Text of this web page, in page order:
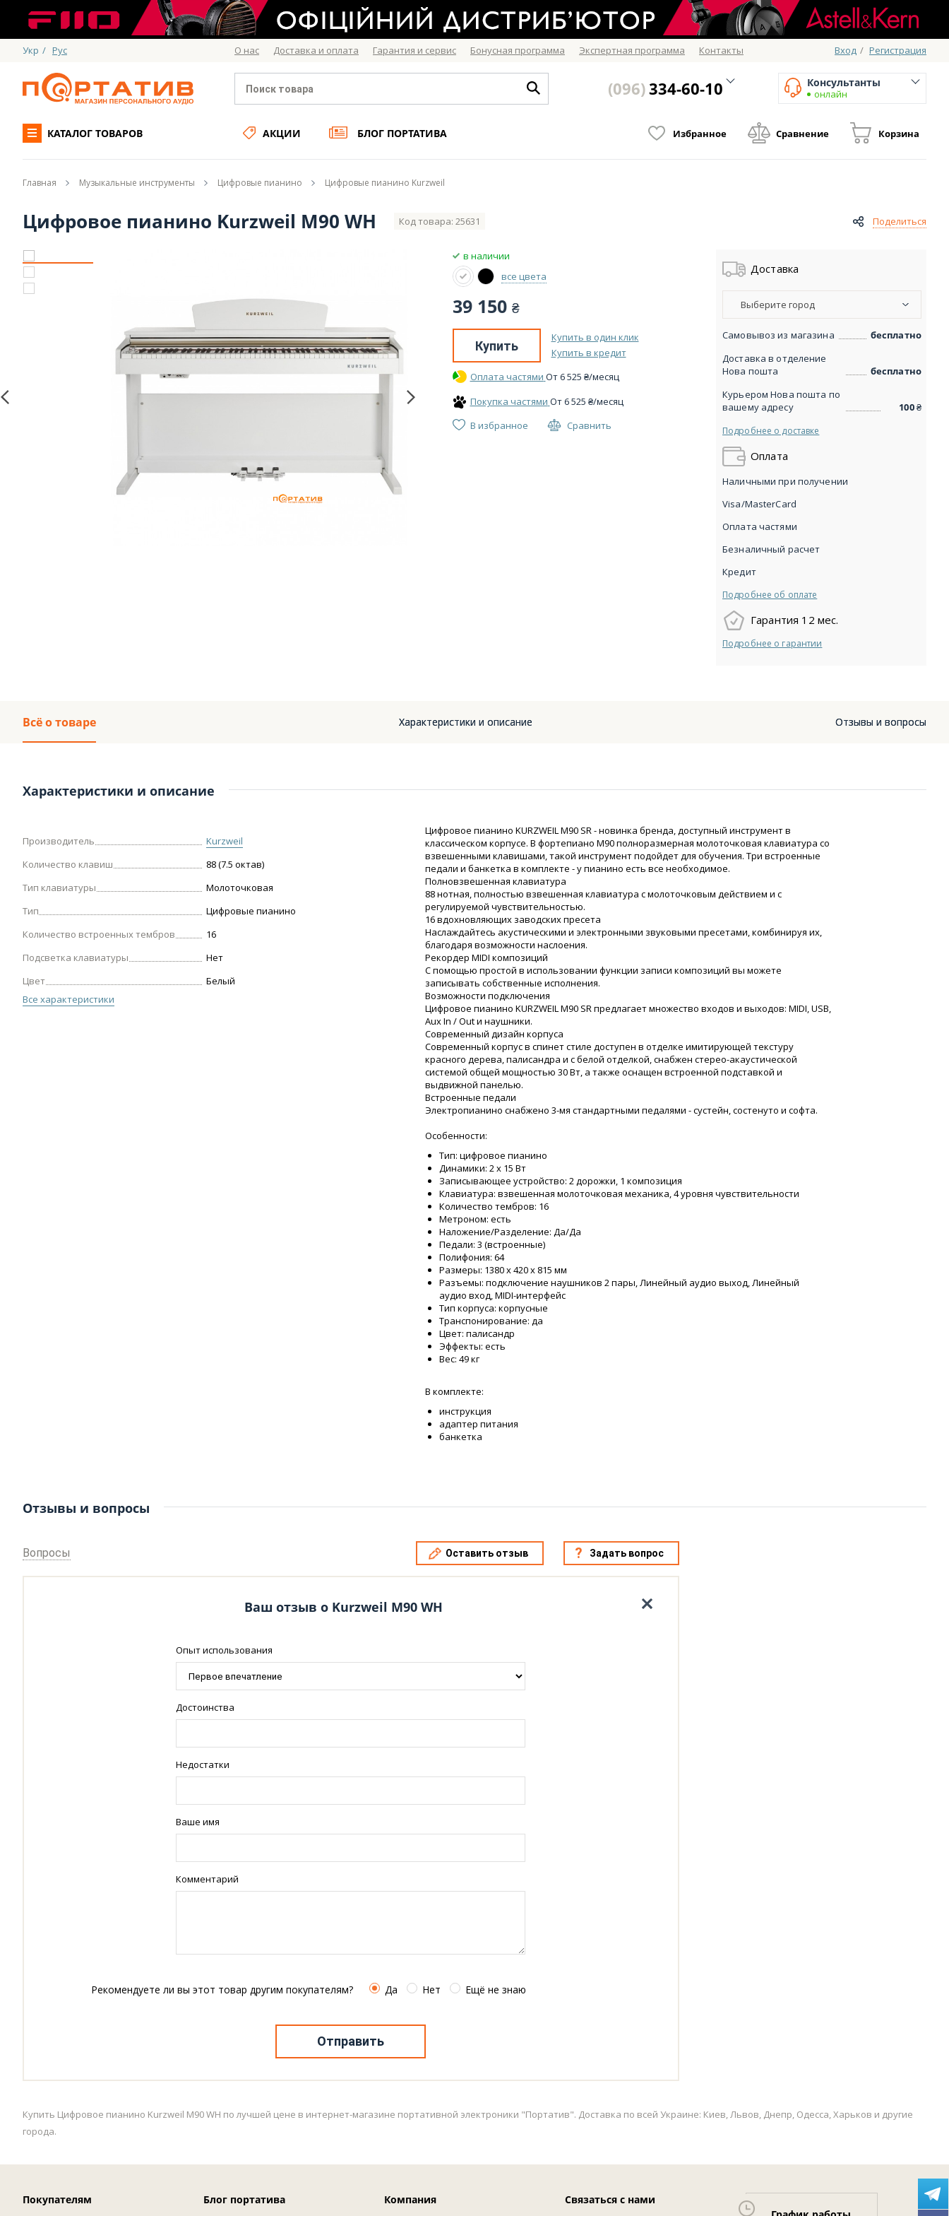
Укр / Рус О нас Доставка и оплата Гарантия и сервис Бонусная программа Экспертная программа Контакты Вход / Регистрация
(096)334-60-10 Консультанты
онлайн
КАТАЛОГ ТОВАРОВ АКЦИИ БЛОГ ПОРТАТИВА Избранное Сравнение Корзина
Главная Музыкальные инструменты Цифровые пианино Цифровые пианино Kurzweil
Цифровое пианино Kurzweil M90 WH Код товара: 25631 Поделиться
в наличии
все цвета
39 150 ₴
Купить
Купить в один клик
Купить в кредит
Оплата частями От 6 525 ₴/месяц
Покупка частями От 6 525 ₴/месяц
В избранное
Сравнить
Доставка
Выберите город
Самовывоз из магазина
бесплатно
Доставка в отделение
Нова пошта
бесплатно
Курьером Нова пошта по
вашему адресу
100₴
Подробнее о доставке
Оплата
Visa/MasterCard
Наличными при получении
Безналичный расчет
Кредит
Оплата частями
Подробнее об оплате
Гарантия 12 мес.
Подробнее о гарантии
Всё о товаре Характеристики и описание Отзывы и вопросы
Характеристики и описание
Производитель
Kurzweil
Количество клавиш
88 (7.5 октав)
Тип клавиатуры
Молоточковая
Тип
Цифровые пианино
Количество встроенных тембров
16
Подсветка клавиатуры
Нет
Цвет
Белый
Все характеристики
Цифровое пианино KURZWEIL M90 SR - новинка бренда, доступный инструмент в
классическом корпусе. В фортепиано М90 полноразмерная молоточковая клавиатура со
взвешенными клавишами, такой инструмент подойдет для обучения. Три встроенные
педали и банкетка в комплекте - у пианино есть все необходимое.
Полновзвешенная клавиатура
88 нотная, полностью взвешенная клавиатура с молоточковым действием и с
регулируемой чувствительностью.
16 вдохновляющих заводских пресета
Наслаждайтесь акустическими и электронными звуковыми пресетами, комбинируя их,
благодаря возможности наслоения.
Рекордер MIDI композиций
С помощью простой в использовании функции записи композиций вы можете
записывать собственные исполнения.
Возможности подключения
Цифровое пианино KURZWEIL M90 SR предлагает множество входов и выходов: MIDI, USB,
Aux In / Out и наушники.
Современный дизайн корпуса
Современный корпус в спинет стиле доступен в отделке имитирующей текстуру
красного дерева, палисандра и с белой отделкой, снабжен стерео-акаустической
системой общей мощностью 30 Вт, а также оснащен встроенной подставкой и
выдвижной панелью.
Встроенные педали
Электропианино снабжено 3-мя стандартными педалями - сустейн, состенуто и софта.
Особенности:
Тип: цифровое пианино
Динамики: 2 х 15 Вт
Записывающее устройство: 2 дорожки, 1 композиция
Клавиатура: взвешенная молоточковая механика, 4 уровня чувствительности
Количество тембров: 16
Метроном: есть
Наложение/Разделение: Да/Да
Педали: 3 (встроенные)
Полифония: 64
Размеры: 1380 х 420 х 815 мм
Разъемы: подключение наушников 2 пары, Линейный аудио выход, Линейный
аудио вход, MIDI-интерфейс
Тип корпуса: корпусные
Транспонирование: да
Цвет: палисандр
Эффекты: есть
Вес: 49 кг
В комплекте:
инструкция
адаптер питания
банкетка
Отзывы и вопросы
Вопросы Оставить отзыв Задать вопрос
Ваш отзыв о Kurzweil M90 WH
Опыт использования
Достоинства
Недостатки
Ваше имя
Комментарий
Рекомендуете ли вы этот товар другим покупателям? Да Нет Ещё не знаю
Отправить
Купить Цифровое пианино Kurzweil M90 WH по лучшей цене в интернет-магазине портативной электроники "Портатив". Доставка по всей Украине: Киев, Львов, Днепр, Одесса, Харьков и другие
города.
Покупателям Блог портатива Компания
Связаться с нами